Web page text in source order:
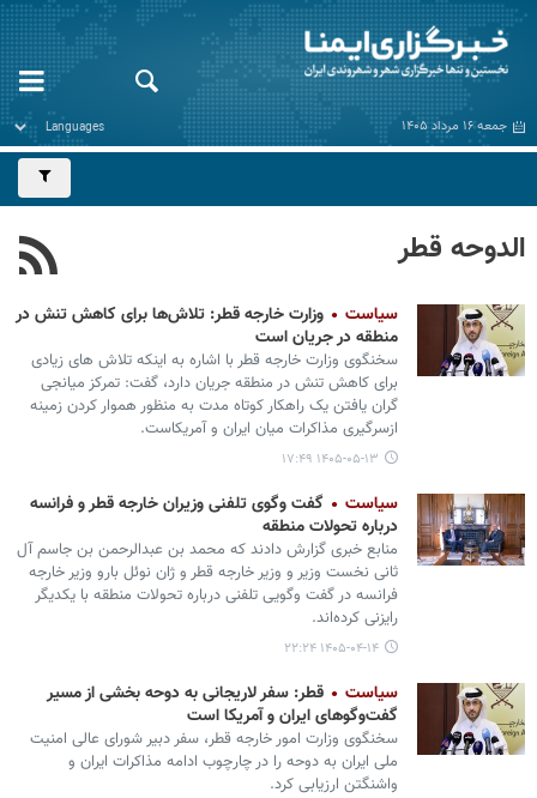
جمعه ۱۶ مرداد ۱۴۰۵
الدوحه قطر
سیاست
وزارت خارجه قطر: تلاش‌ها برای کاهش تنش در
منطقه در جریان است
سخنگوی وزارت خارجه قطر با اشاره به اینکه تلاش های زیادی
برای کاهش تنش در منطقه جریان دارد، گفت: تمرکز میانجی
گران یافتن یک راهکار کوتاه مدت به منظور هموار کردن زمینه
ازسرگیری مذاکرات میان ایران و آمریکاست.
۱۴۰۵-۰۵-۱۳ ۱۷:۴۹
سیاست
گفت وگوی تلفنی وزیران خارجه قطر و فرانسه
درباره تحولات منطقه
منابع خبری گزارش دادند که محمد بن عبدالرحمن بن جاسم آل
ثانی نخست وزیر و وزیر خارجه قطر و ژان نوئل بارو وزیر خارجه
فرانسه در گفت وگویی تلفنی درباره تحولات منطقه با یکدیگر
رایزنی کرده‌اند.
۱۴۰۵-۰۴-۱۴ ۲۲:۲۴
سیاست
قطر: سفر لاریجانی به دوحه بخشی از مسیر
گفت‌وگوهای ایران و آمریکا است
سخنگوی وزارت امور خارجه قطر، سفر دبیر شورای عالی امنیت
ملی ایران به دوحه را در چارچوب ادامه مذاکرات ایران و
واشنگتن ارزیابی کرد.